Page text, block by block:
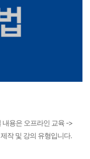
용은 오프라인 교육 ->
작 및 강의 유형​입니다.​